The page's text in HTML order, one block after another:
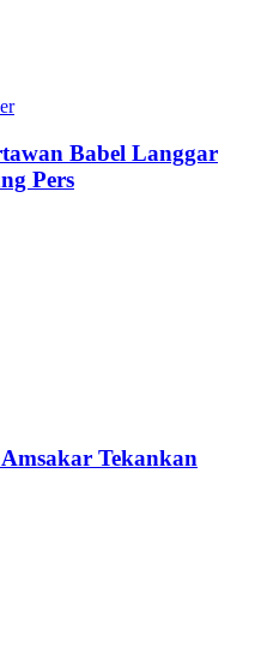
Babel Langgar
Pers
Tekankan